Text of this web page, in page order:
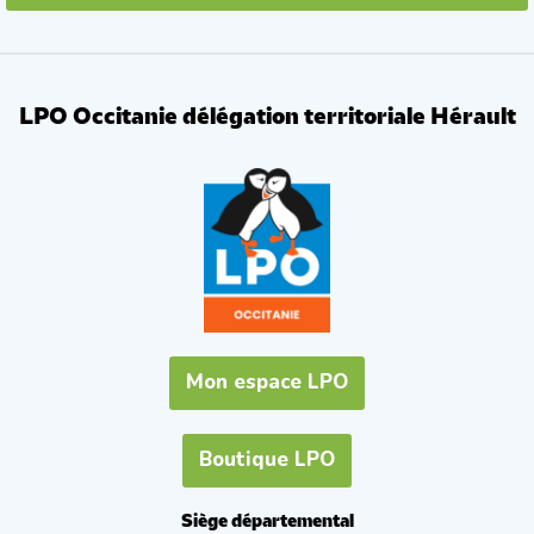
LPO Occitanie délégation territoriale Hérault
Mon espace LPO
Boutique LPO
Siège départemental